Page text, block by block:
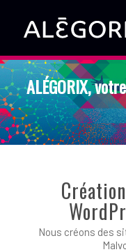
ALÉGORIX,
Nous créons des